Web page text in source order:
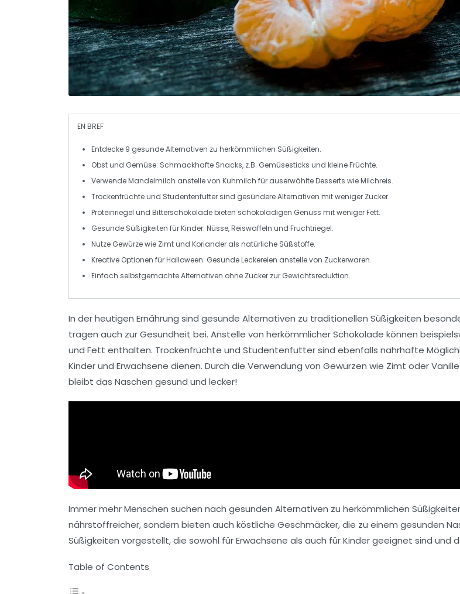
EN BREF
Entdecke 9 gesunde Alternativen zu herkömmlichen Süßigkeiten.
Obst und Gemüse: Schmackhafte Snacks, z.B. Gemüsesticks und kleine Früchte.
VerwendeMandelmilch anstelle von Kuhmilch für auserwählte Desserts wieMilchreis.
Trockenfrüchteund Studentenfutter sind gesündere Alternativen mit weniger Zucker.
Proteinriegel und Bitterschokoladebieten schokoladigen Genuss mit weniger Fett.
Gesunde Süßigkeiten für Kinder: Nüsse,Reiswaffeln und Fruchtriegel.
Nutze Gewürze wie Zimtund Koriander als natürliche Süßstoffe.
Kreative Optionen fürHalloween: Gesunde Leckereien anstelle von Zuckerwaren.
Einfach selbstgemachte Alternativen ohne Zucker zur Gewichtsreduktion.
In der heutigen Ernährung sind gesunde Alternativen zu traditionellen Süßigkeiten
tragen auch zurGesundheit bei. Anstelle von herkömmlicher Schokolade können
und Fett enthalten. Trockenfrüchte und Studentenfuttersind ebenfalls nahrhafte
Kinder und Erwachsene dienen. Durch die Verwendung von Gewürzen wie Zimt oderVanille
bleibt das Naschen gesund und lecker!
Immer mehr Menschen suchen nach gesunden Alternativen zu herkömmlichen
nährstoffreicher, sondern bieten auch köstliche Geschmäcker, die zu einem gesunden
Süßigkeiten vorgestellt, die sowohl für Erwachsene als auch für Kinder geeignet sind
Table of Contents